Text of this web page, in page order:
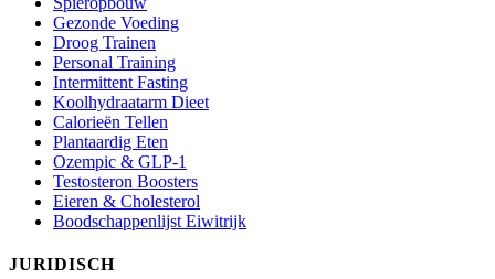
Gezonde Voeding
Droog Trainen
Personal Training
Intermittent Fasting
Koolhydraatarm Dieet
Calorieën Tellen
Plantaardig Eten
Ozempic & GLP-1
Testosteron Boosters
Eieren & Cholesterol
Boodschappenlijst Eiwitrijk
JURIDISCH